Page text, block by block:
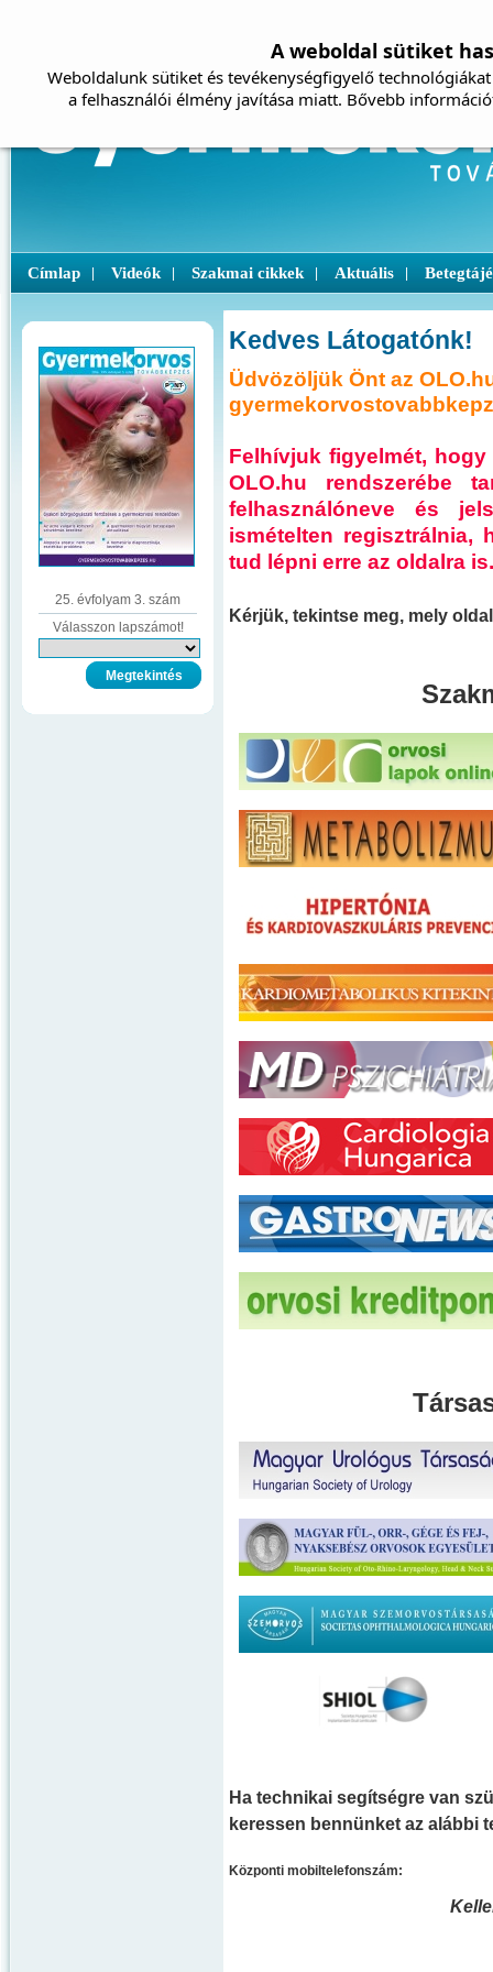
Címlap Videók Szakmai cikkek Aktuális
25. évfolyam 3. szám
Válasszon lapszámot!
Kedves Látogatónk!
Üdvözöljük Önt az
Felhívjuk figyelmét,
OLO.hu rendszerébe
felhasználóneve és
ismételten regisztrálnia,
tud lépni erre az oldalra is.
Kérjük, tekintse meg, mely
Ha technikai segítségre van
keressen bennünket az alábbi
Központi mobiltelefonszám:
A weboldal sütiket
Weboldalunk sütiket és tevékenységfigyelő
a felhasználói élmény javítása miatt. Bővebb